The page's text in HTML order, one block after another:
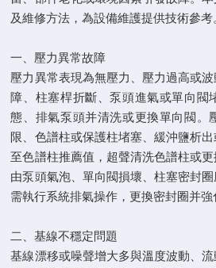
及維修方法，為設備維護提供技術參考
一、壓力異常故障
壓力異常表現為無壓力、壓力過高或
障、柱塞桿折斷、泵頭進氣或單向閥
態、排氣泵頭并清洗或更換單向閥。
限、色譜柱或保護柱堵塞、緩沖鹽析
至色譜柱推薦值，超聲清洗色譜柱或
由泵頭氣泡、單向閥損壞、柱塞密封
需執行系統排氣操作，更換密封圈并強
二、基線不穩定問題
基線漂移或噪聲增大多與溫度波動、流